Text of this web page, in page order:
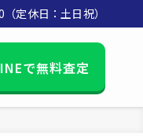
定休日：土日祝）
で無料査定